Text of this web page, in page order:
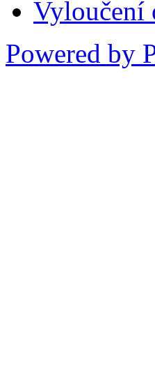
Vyloučení
Powered by